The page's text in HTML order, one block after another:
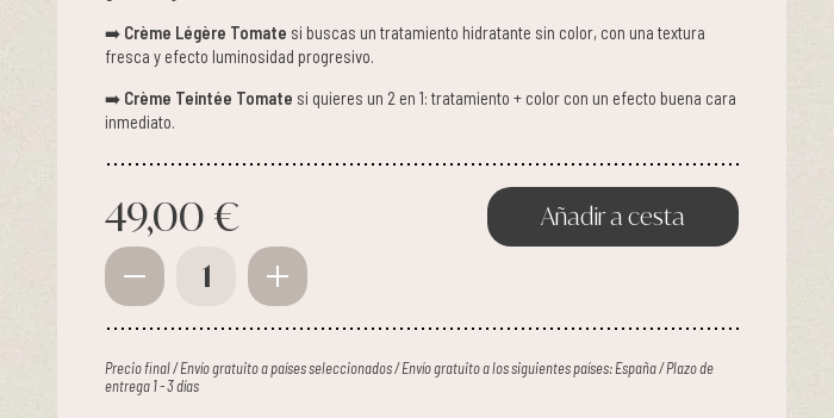
➡️ Crème Légère Tomate si buscas un tratamiento hidratante sin color, con una textura
fresca y efecto luminosidad progresivo.
➡️ Crème Teintée Tomate si quieres un 2 en 1: tratamiento + color con un efecto buena cara
inmediato.
49,00 € Añadir a cesta
1
Precio final / Envío gratuito a países seleccionados / Envío gratuito a los siguientes países: España / Plazo de
entrega 1 - 3 días